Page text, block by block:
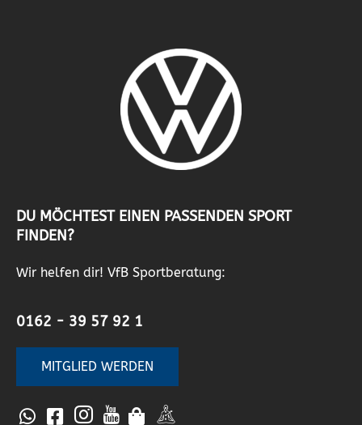
DU MÖCHTEST EINEN PASSENDEN SPORT
FINDEN?
Wir helfen dir! VfB Sportberatung:
0162 - 39 57 92 1
MITGLIED WERDEN